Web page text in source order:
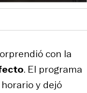
con la
. El programa
y dejó